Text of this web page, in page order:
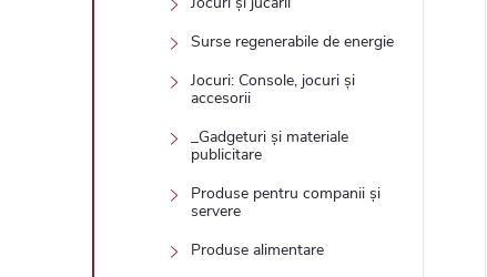
Surse regenerabile de energie
Jocuri: Console, jocuri și
accesorii
_Gadgeturi și materiale
publicitare
Produse pentru companii și
servere
Produse alimentare